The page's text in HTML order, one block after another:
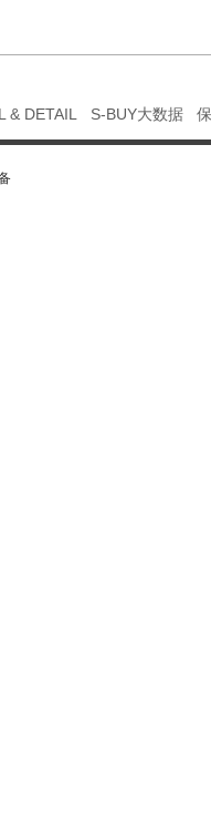
& DETAIL S-BUY大数据